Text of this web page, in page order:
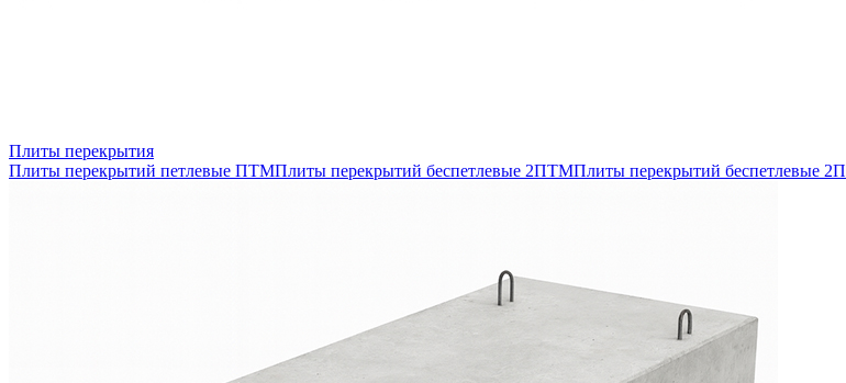
Плиты перекрытия
Плиты перекрытий петлевые ПТМПлиты перекрытий беспетлевые 2ПТМПлиты перекрытий беспетлевые 2П